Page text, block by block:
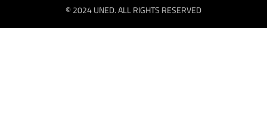
© 2024 UNED. ALL RIGHTS RESERVED